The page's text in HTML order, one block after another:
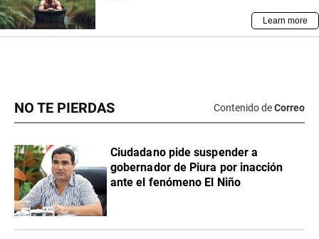
NO TE PIERDAS Contenido deCorreo
Ciudadano pide suspender a
gobernador de Piura por inacción
ante el fenómeno El Niño